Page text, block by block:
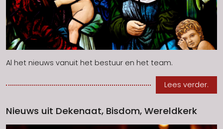
Al het nieuws vanuit het bestuur en het team.
Lees verder.
Nieuws uit Dekenaat, Bisdom, Wereldkerk